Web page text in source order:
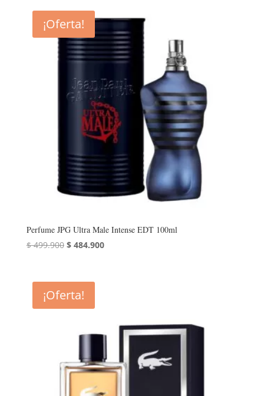
era:
$ 734.990.
$ 659.900.
¡Oferta!
Perfume JPG Ultra Male Intense EDT 100ml
$499.900 El
era:
$ 499.900.
$484.900El
¡Oferta!